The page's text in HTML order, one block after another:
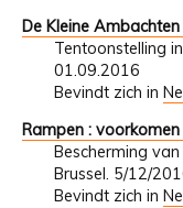
De Kleine
Tentoonstelling
01.09.2016
Bevindt zich in
Rampen :
Bescherming
Brussel. 5/12/
Bevindt zich in